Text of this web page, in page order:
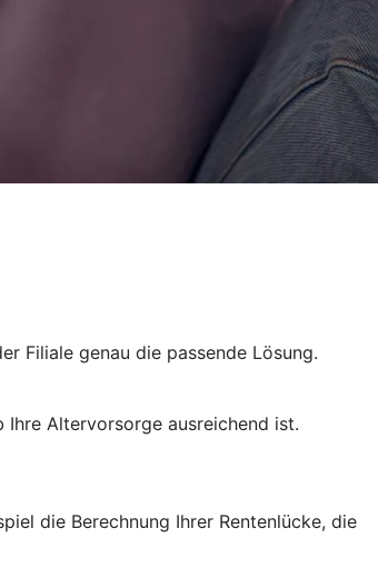
Filiale genau die passende Lösung.
Ihre Altervorsorge ausreichend ist.
die Berechnung Ihrer Rentenlücke, die